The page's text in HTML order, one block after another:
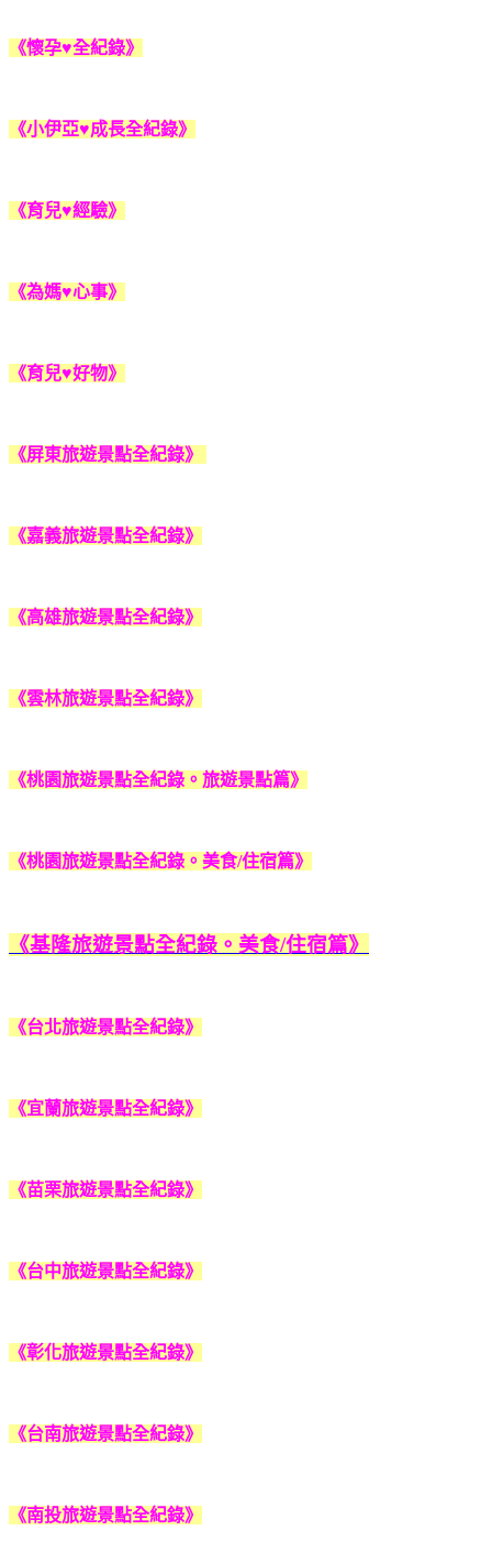
《懷孕♥全紀錄》
《小伊亞♥成長全紀錄》
《育兒♥經驗》
《為媽♥心事》
《育兒♥好物》
《屏東旅遊景點全紀錄》
《嘉義旅遊景點全紀錄》
《高雄旅遊景點全紀錄》
《雲林旅遊景點全紀錄》
《桃園旅遊景點全紀錄。旅遊景點篇》
《桃園旅遊景點全紀錄。美食/住宿篇》
《基隆旅遊景點全紀錄。美食/住宿篇》
《台北旅遊景點全紀錄》
《宜蘭旅遊景點全紀錄》
《苗栗旅遊景點全紀錄》
《台中旅遊景點全紀錄》
《彰化旅遊景點全紀錄》
《台南旅遊景點全紀錄》
《南投旅遊景點全紀錄》